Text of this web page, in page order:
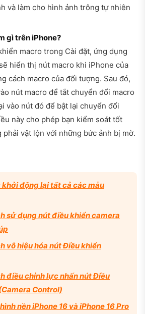
và làm cho hình ảnh trông tự nhiên
gì trên iPhone?
macro trong Cài đặt, ứng dụng
hiển thị nút macro khi iPhone của
cách macro của đối tượng. Sau đó,
nút macro để tắt chuyển đổi macro
vào nút đó để bật lại chuyển đổi
này cho phép bạn kiểm soát tốt
phải vật lộn với những bức ảnh bị mờ.
động lại tất cả các mẫu
sử dụng nút điều khiển camera
vô hiệu hóa nút Điều khiển
điều chỉnh lực nhấn nút Điều
Control)
nền iPhone 16 và iPhone 16 Pro